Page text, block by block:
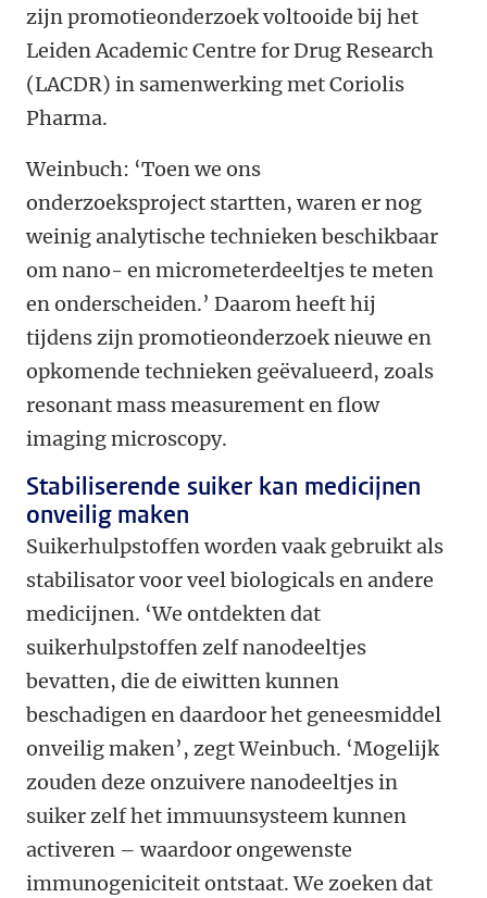
zijn promotieonderzoek voltooide bij het
Leiden Academic Centre for Drug Research
(LACDR) in samenwerking met Coriolis
Pharma.
Weinbuch: ‘Toen we ons
onderzoeksproject startten, waren er nog
weinig analytische technieken beschikbaar
om nano- en micrometerdeeltjes te meten
en onderscheiden.’ Daarom heeft hij
tijdens zijn promotieonderzoek nieuwe en
opkomende technieken geëvalueerd, zoals
resonant mass measurement en flow
imaging microscopy.
Stabiliserende suiker kan medicijnen
onveilig maken
Suikerhulpstoffen worden vaak gebruikt als
stabilisator voor veel biologicals en andere
medicijnen. ‘We ontdekten dat
suikerhulpstoffen zelf nanodeeltjes
bevatten, die de eiwitten kunnen
beschadigen en daardoor het geneesmiddel
onveilig maken’, zegt Weinbuch. ‘Mogelijk
zouden deze onzuivere nanodeeltjes in
suiker zelf het immuunsysteem kunnen
activeren – waardoor ongewenste
immunogeniciteit ontstaat. We zoeken dat